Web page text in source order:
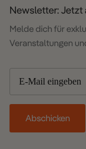
Newsletter: Jetzt
Melde dich für
Veranstaltungen
Abschicken